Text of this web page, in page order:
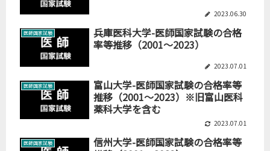
2023.06.30
医師国家試験
兵庫医科大学-医師国家試験の合格
率等推移（2001～2023）
2023.07.01
医師国家試験
富山大学-医師国家試験の合格率等
推移（2001～2023）※旧富山医科
薬科大学を含む
2023.07.01
医師国家試験
信州大学-医師国家試験の合格率等